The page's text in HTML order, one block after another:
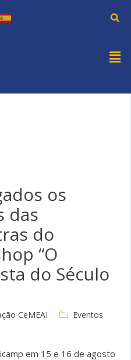
os
das
do
“O
do Século
CeMEAI Eventos
em 15 e 16 de agosto